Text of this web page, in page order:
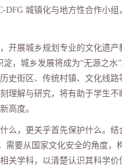
DFG 城镇化与地方性合作小组
开展城乡规划专业的文化遗
淀，城乡发展将成为“无源之水”
史街区、传统村镇、文化线
理解与研究，将有助于学生
高度。
么，更关乎首先保护什么。
需要从国家文化安全的角度，
关学科，以清楚认识其科学